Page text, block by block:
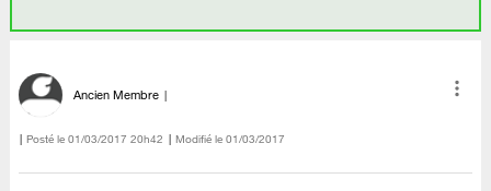
Ancien Membre
Posté le ‎01/03/2017 20h42 Modifié le 01/03/2017